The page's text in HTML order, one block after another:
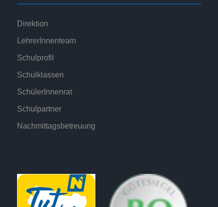
Direktion
LehrerInnenteam
Schulprofil
Schulklassen
SchülerInnenrat
Schulpartner
Nachmittagsbetreuung